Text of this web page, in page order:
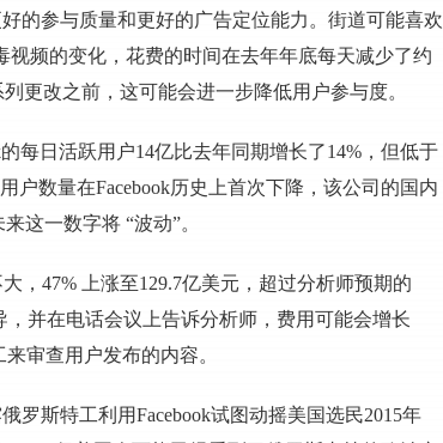
的参与质量和更好的广告定位能力。街道可能喜欢
视频的变化，花费的时间在去年年底每天减少了约
更改之前，这可能会进一步降低用户参与度。
每日活跃用户14亿比去年同期增长了14%，但低于
户数量在Facebook历史上首次下降，该公司的国内
这一数字将 “波动”。
，47% 上涨至129.7亿美元，超过分析师预期的
，并在电话会议上告诉分析师，费用可能会增长
审查用户发布的内容。
罗斯特工利用Facebook试图动摇美国选民2015年